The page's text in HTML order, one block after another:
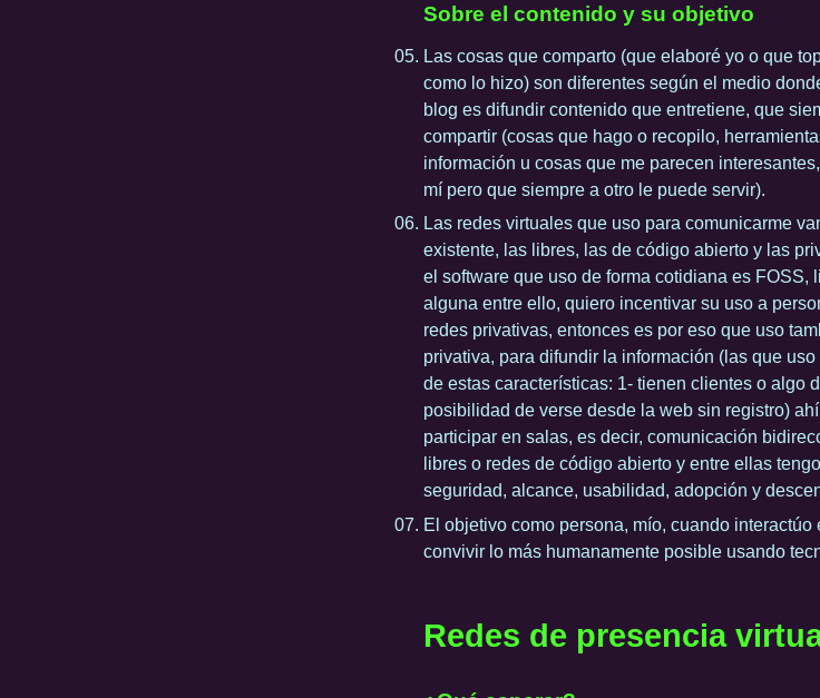
Sobre el contenido y su objetivo
Las cosas que comparto (que elaboré yo o que
como lo hizo) son diferentes según el medio
blog es difundir contenido que entretiene, que
compartir (cosas que hago o recopilo,
información u cosas que me parecen
mí pero que siempre a otro le puede servir).
Las redes virtuales que uso para comunicarme
existente, las libres, las de código abierto y las
el software que uso de forma cotidiana es FOSS,
alguna entre ello, quiero incentivar su uso a
redes privativas, entonces es por eso que uso
privativa, para difundir la información (las que
de estas características: 1- tienen clientes o algo
posibilidad de verse desde la web sin registro)
participar en salas, es decir, comunicación
libres o redes de código abierto y entre ellas
seguridad, alcance, usabilidad, adopción y
El objetivo como persona, mío, cuando
convivir lo más humanamente posible usando
Redes de presencia